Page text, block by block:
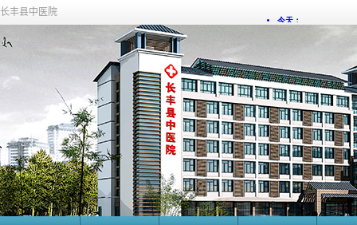
长丰县中医院